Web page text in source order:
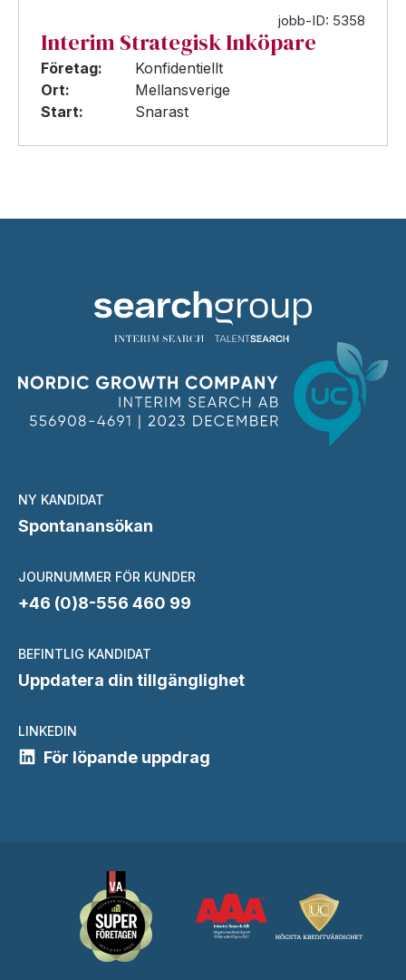
jobb-ID: 5358
Interim Strategisk Inköpare
Företag:
Konfidentiellt
Ort:
Mellansverige
Start:
Snarast
NY KANDIDAT
Spontanansökan
JOURNUMMER FÖR KUNDER
+46 (0)8-556 460 99
BEFINTLIG KANDIDAT
Uppdatera din tillgänglighet
LINKEDIN
För löpande uppdrag